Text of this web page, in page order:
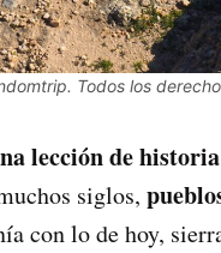
Todos los
lección de
siglos,
con lo de hoy,